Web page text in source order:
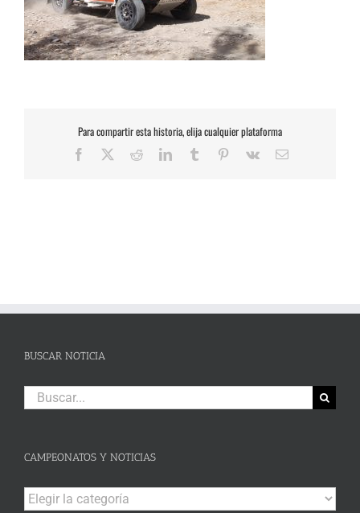
Para compartir esta historia, elija cualquier plataforma
Facebook RedditLinkedInTumblr Pinterest
Vk
Correo
BUSCAR NOTICIA
Buscar:
CAMPEONATOS Y NOTICIAS
Campeonatos
y